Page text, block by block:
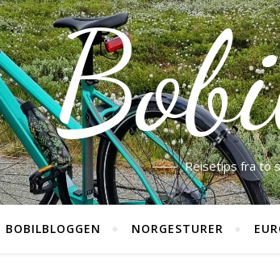
Reisetips fra to
BOBILBLOGGEN NORGESTURER